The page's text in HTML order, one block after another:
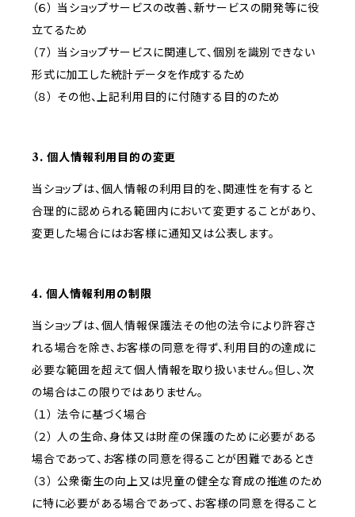
（６） 当ショップサービスの改善、新サービスの開発等に役
立てるため
（７） 当ショップサービスに関連して、個別を識別できない
形式に加工した統計データを作成するため
（８） その他、上記利用目的に付随する目的のため
3. 個人情報利用目的の変更
当ショップは、個人情報の利用目的を、関連性を有すると
合理的に認められる範囲内において変更することがあり、
変更した場合にはお客様に通知又は公表します。
4. 個人情報利用の制限
当ショップは、個人情報保護法その他の法令により許容さ
れる場合を除き、お客様の同意を得ず、利用目的の達成に
必要な範囲を超えて個人情報を取り扱いません。但し、次
の場合はこの限りではありません。
（１） 法令に基づく場合
（２） 人の生命、身体又は財産の保護のために必要がある
場合であって、お客様の同意を得ることが困難であるとき
（３） 公衆衛生の向上又は児童の健全な育成の推進のため
に特に必要がある場合であって、お客様の同意を得ること